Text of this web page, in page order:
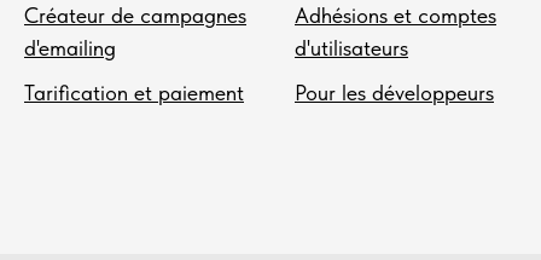
Créateur de campagnes
d'emailing
Tarification et paiement
Adhésions et comptes
d'utilisateurs
Pour les développeurs